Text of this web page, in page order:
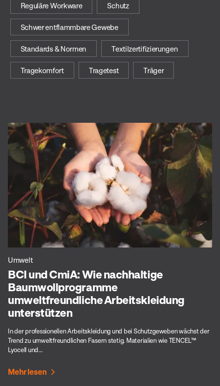
Reguläre Workware Schutz
Schwer entflammbare Gewebe
Standards & Normen Textilzertifizierungen
Tragekomfort Tragetest Träger
Umwelt
BCI und CmiA: Wie nachhaltige
Baumwollprogramme
umweltfreundliche Arbeitskleidung
unterstützen
In der professionellen Arbeitskleidung und bei Schutzgeweben wächst der
Trend zu umweltfreundlichen Fasern stetig. Materialien wie TENCEL™
Lyocell und...
Mehr lesen